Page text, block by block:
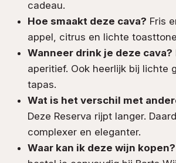
cadeau.
Hoe smaakt deze cava? Fris
appel, citrus en lichte
Wanneer drink je deze cava?
aperitief. Ook heerlijk bij lichte
tapas.
Wat is het verschil met
Deze Reserva rijpt langer.
complexer en eleganter.
Waar kan ik deze wijn kopen?